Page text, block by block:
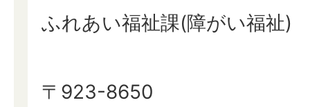
ふれあい福祉課(障がい福祉)
〒923-8650